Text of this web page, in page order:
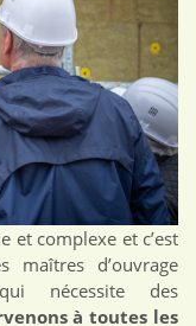
et complexe et c’est
maîtres d’ouvrage
nécessite des
à toutes les